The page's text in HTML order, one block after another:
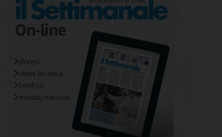
diocesi
vivere la chiesa
territori
mondo/missioni